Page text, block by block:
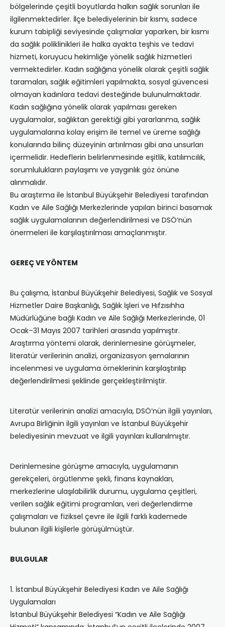
bölgelerinde çeşitli boyutlarda halkın sağlık sorunları ile
ilgilenmektedirler. İlçe belediyelerinin bir kısmı, sadece
kurum tabipliği seviyesinde çalışmalar yaparken, bir kısmı
da sağlık poliklinikleri ile halka ayakta teşhis ve tedavi
hizmeti, koruyucu hekimliğe yönelik sağlık hizmetleri
vermektedirler. Kadın sağlığına yönelik olarak çeşitli sağlık
taramaları, sağlık eğitimleri yapılmakta, sosyal güvencesi
olmayan kadınlara tedavi desteğinde bulunulmaktadır.
Kadın sağlığına yönelik olarak yapılması gereken
uygulamalar, sağlıktan gerektiği gibi yararlanma, sağlık
uygulamalarına kolay erişim ile temel ve üreme sağlığı
konularında bilinç düzeyinin artırılması gibi ana unsurları
içermelidir. Hedeflerin belirlenmesinde eşitlik, katılımcılık,
sorumlulukların paylaşımı ve yaygınlık göz önüne
alınmalıdır.
Bu araştırma ile İstanbul Büyükşehir Belediyesi tarafından
Kadın ve Aile Sağlığı Merkezlerinde yapılan birinci basamak
sağlık uygulamalarının değerlendirilmesi ve DSÖ’nün
önermeleri ile karşılaştırılması amaçlanmıştır.
GEREÇ VE YÖNTEM
Bu çalışma, İstanbul Büyükşehir Belediyesi, Sağlık ve Sosyal
Hizmetler Daire Başkanlığı, Sağlık İşleri ve Hıfzısıhha
Müdürlüğüne bağlı Kadın ve Aile Sağlığı Merkezlerinde, 01
Ocak–31 Mayıs 2007 tarihleri arasında yapılmıştır.
Araştırma yöntemi olarak, derinlemesine görüşmeler,
literatür verilerinin analizi, organizasyon şemalarının
incelenmesi ve uygulama örneklerinin karşılaştırılıp
değerlendirilmesi şeklinde gerçekleştirilmiştir.
Literatür verilerinin analizi amacıyla, DSÖ’nün ilgili yayınları,
Avrupa Birliğinin ilgili yayınları ve İstanbul Büyükşehir
belediyesinin mevzuat ve ilgili yayınları kullanılmıştır.
Derinlemesine görüşme amacıyla, uygulamanın
gerekçeleri, örgütlenme şekli, finans kaynakları,
merkezlerine ulaşılabilirlik durumu, uygulama çeşitleri,
verilen sağlık eğitimi programları, veri değerlendirme
çalışmaları ve fiziksel çevre ile ilgili farklı kademede
bulunan ilgili kişilerle görüşülmüştür.
BULGULAR
1. İstanbul Büyükşehir Belediyesi Kadın ve Aile Sağlığı
Uygulamaları
İstanbul Büyükşehir Belediyesi “Kadın ve Aile Sağlığı